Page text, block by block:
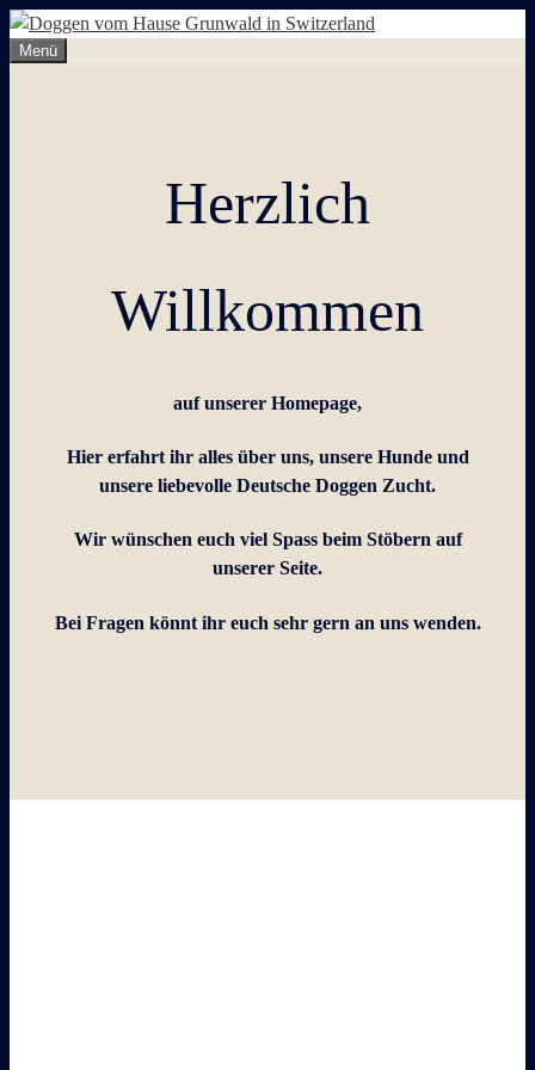
Zum
Inhalt
Menü
Herzlich
Willkommen
auf unserer Homepage,
Hier erfahrt ihr alles über uns, unsere Hunde und
unsere liebevolle Deutsche Doggen Zucht.
Wir wünschen euch viel Spass beim Stöbern auf
unserer Seite.
Bei Fragen könnt ihr euch sehr gern an uns wenden.